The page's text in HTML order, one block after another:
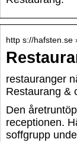
http s://hafsten.se
restauranger
Restaurang &
Den
receptionen.
soffgrupp